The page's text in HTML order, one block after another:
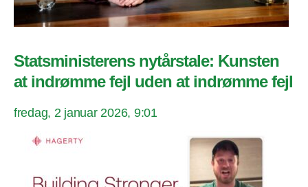
Statsministerens nytårstale: Kunsten
at indrømme fejl uden at indrømme fejl
fredag, 2 januar 2026, 9:01